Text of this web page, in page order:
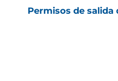
Permisos de salida